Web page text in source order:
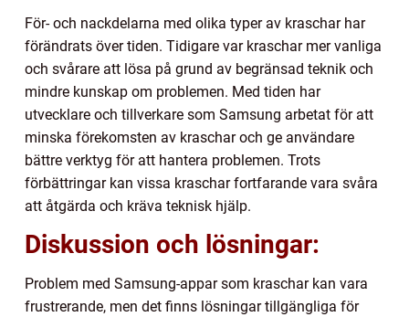
För- och nackdelarna med olika typer av kraschar har
förändrats över tiden. Tidigare var kraschar mer vanliga
och svårare att lösa på grund av begränsad teknik och
mindre kunskap om problemen. Med tiden har
utvecklare och tillverkare som Samsung arbetat för att
minska förekomsten av kraschar och ge användare
bättre verktyg för att hantera problemen. Trots
förbättringar kan vissa kraschar fortfarande vara svåra
att åtgärda och kräva teknisk hjälp.
Diskussion och lösningar:
Problem med Samsung-appar som kraschar kan vara
frustrerande, men det finns lösningar tillgängliga för